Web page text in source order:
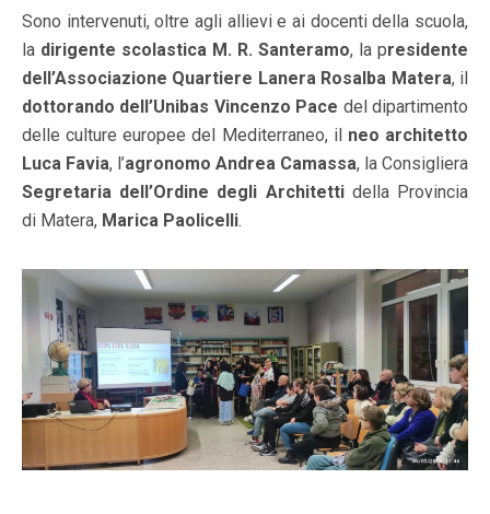
Sono intervenuti, oltre agli allievi e ai docenti della scuola,
la dirigente scolastica M. R. Santeramo, la presidente
dell’Associazione Quartiere Lanera Rosalba Matera, il
dottorando dell’Unibas Vincenzo Pace del dipartimento
delle culture europee del Mediterraneo, il neo architetto
Luca Favia, l’agronomo Andrea Camassa, la Consigliera
Segretaria dell’Ordine degli Architettidella Provincia
di Matera, Marica Paolicelli.